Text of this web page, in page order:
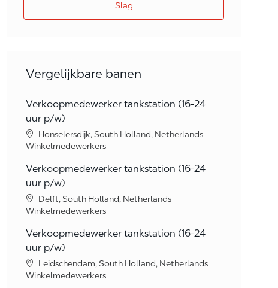
Slag
Vergelijkbare banen
Verkoopmedewerker tankstation (16-24
uur p/w)
Location
Honselersdijk, South Holland, Netherlands
Category
Winkelmedewerkers
Verkoopmedewerker tankstation (16-24
uur p/w)
Location
Delft, South Holland, Netherlands
Category
Winkelmedewerkers
Verkoopmedewerker tankstation (16-24
uur p/w)
Location
Leidschendam, South Holland, Netherlands
Category
Winkelmedewerkers